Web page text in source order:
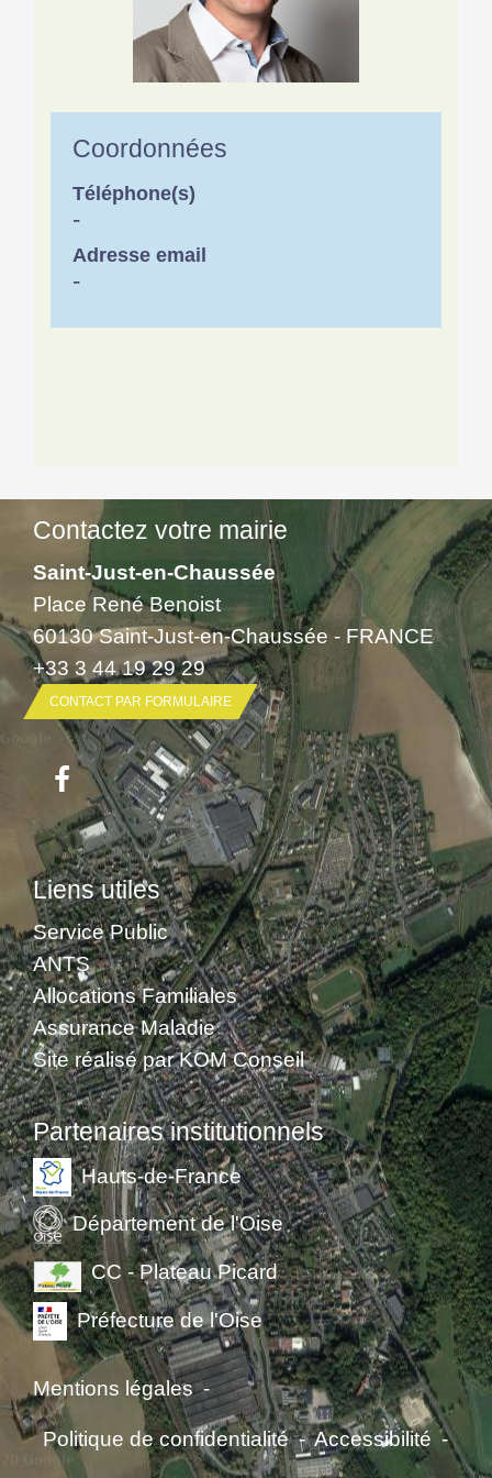
Coordonnées
Téléphone(s)
-
Adresse email
-
Contactez votre mairie
Saint-Just-en-Chaussée
Place René Benoist
60130 Saint-Just-en-Chaussée - FRANCE
+33 3 44 19 29 29
CONTACT PAR FORMULAIRE
Liens utiles
Service Public
ANTS
Allocations Familiales
Assurance Maladie
Site réalisé par KOM Conseil
Partenaires institutionnels
Hauts-de-France
Département de l'Oise
CC - Plateau Picard
Préfecture de l'Oise
Mentions légales -
Politique de confidentialité - Accessibilité -